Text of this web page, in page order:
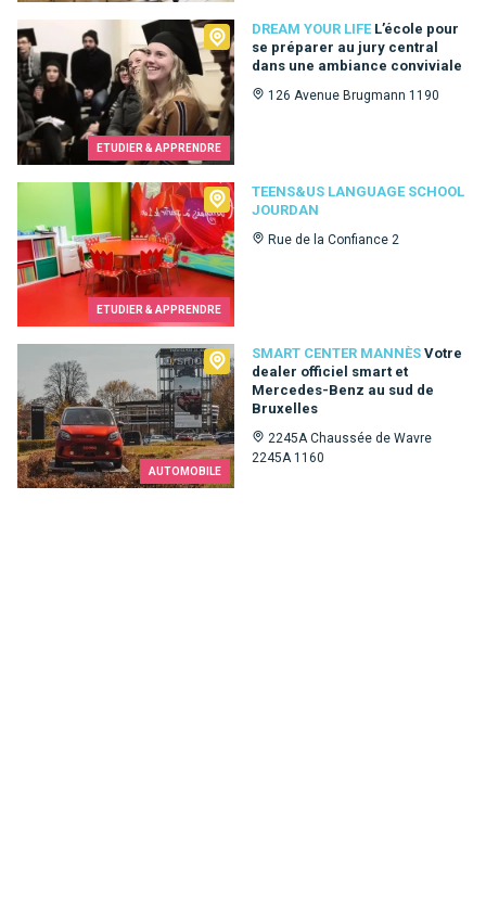
ETUDIER & APPRENDRE
DREAM YOUR LIFE L’école pour
se préparer au jury central
dans une ambiance conviviale
126 Avenue Brugmann 1190
Dream Your Life
ETUDIER & APPRENDRE
TEENS&US LANGUAGE SCHOOL
JOURDAN
Rue de la Confiance 2
Teens&Us language school Jourdan
AUTOMOBILE
SMART CENTER MANNÈS Votre
dealer officiel smart et
Mercedes-Benz au sud de
Bruxelles
2245A Chaussée de Wavre
2245A 1160
Smart Center Mannès